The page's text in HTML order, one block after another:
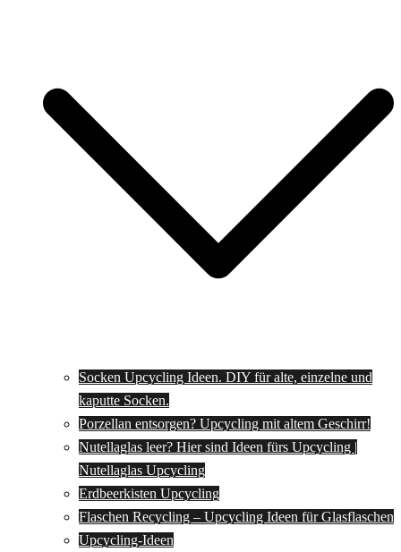
Socken Upcycling Ideen. DIY für alte, einzelne und
kaputte Socken.
Porzellan entsorgen? Upcycling mit altem Geschirr!
Nutellaglas leer? Hier sind Ideen fürs Upcycling |
Nutellaglas Upcycling
Erdbeerkisten Upcycling
Flaschen Recycling – Upcycling Ideen für Glasflaschen
Upcycling-Ideen